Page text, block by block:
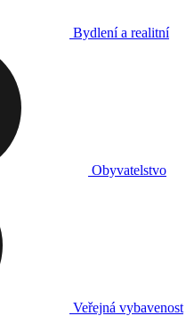
Bydlení a realitní
Obyvatelstvo
Veřejná vybavenost